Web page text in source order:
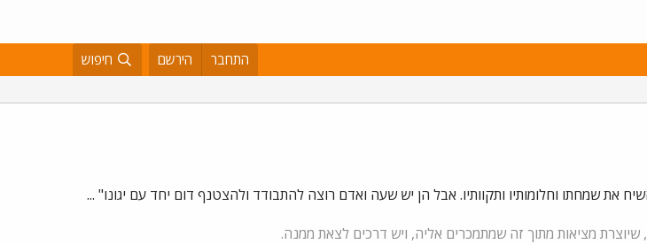
התחבר הירשם חיפוש
את שמחתו וחלומותיו ותקוותיו. אבל הן יש שעה ואדם רוצה להתבודד ולהצטנף דום יחד עם יגונו"
...
מציאות מתוך זה שמתמכרים אליה, ויש דרכים לצאת ממנה.